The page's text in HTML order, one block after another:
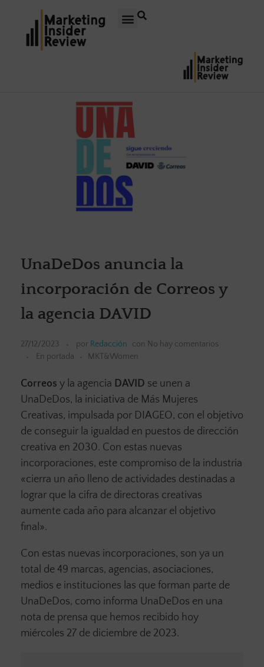
UnaDeDos anuncia la
incorporación de Correos y
la agencia DAVID
27/12/2023 por Redacción con No hay comentarios
En portada
MKT&Women
Correos y la agencia DAVID se unen a
UnaDeDos, la iniciativa de Más Mujeres
Creativas, impulsada por DIAGEO, con el objetivo
de conseguir la igualdad en puestos de dirección
creativa en 2030. Con estas nuevas
incorporaciones, este compromiso de la industria
«cierra un año lleno de actividades destinadas a
lograr que la cifra de directoras creativas
aumente cada año para alcanzar el objetivo
final».
Con estas nuevas incorporaciones, son ya un
total de 49 marcas, agencias, asociaciones,
medios e instituciones las que forman parte de
UnaDeDos, como informa UnaDeDos en una
nota de prensa que hemos recibido hoy
miércoles 27 de diciembre de 2023.